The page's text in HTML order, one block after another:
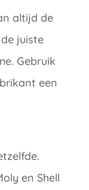
altijd de
juiste
Gebruik
een
en Shell